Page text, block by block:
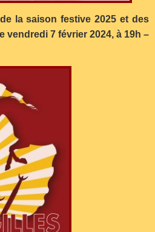
la saison festive 2025 et des
vendredi 7 février 2024, à 19h –